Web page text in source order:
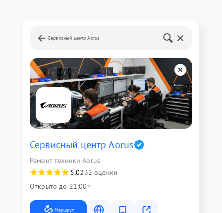
Сервисный центр Aorus
Сервисный центр Aorus
Ремонт техники Aorus
5,0232 оценки
Открыто до 21:00
Маршрут